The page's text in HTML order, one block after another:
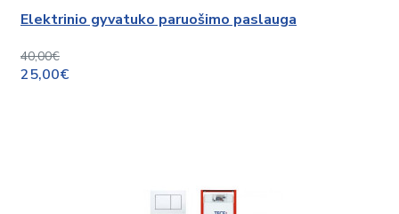
Elektrinio gyvatuko paruošimo paslauga
40,00€
25,00€